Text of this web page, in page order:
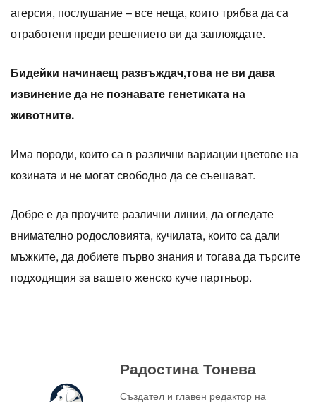
агерсия, послушание – все неща, които трябва да са
отработени преди решението ви да заплождате.
Бидейки начинаещ развъждач,това не ви дава
извинение да не познавате генетиката на
животните.
Има породи, които са в различни вариации цветове на
козината и не могат свободно да се съешават.
Добре е да проучите различни линии, да огледате
внимателно родословията, кучилата, които са дали
мъжките, да добиете първо знания и тогава да търсите
подходящия за вашето женско куче партньор.
Радостина Тонева
Създател и главен редактор на